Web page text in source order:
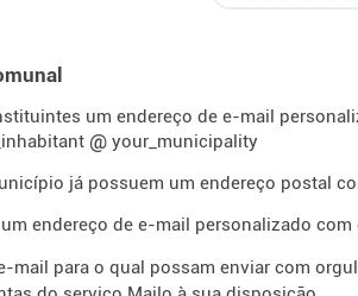
um endereço de e-mail
@ your_municipality
já possuem um endereço postal
endereço de e-mail personalizado
mail para o qual possam enviar com